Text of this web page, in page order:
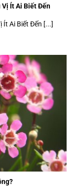
Vị Ít Ai Biết Đến
Ít Ai Biết Đến [...]